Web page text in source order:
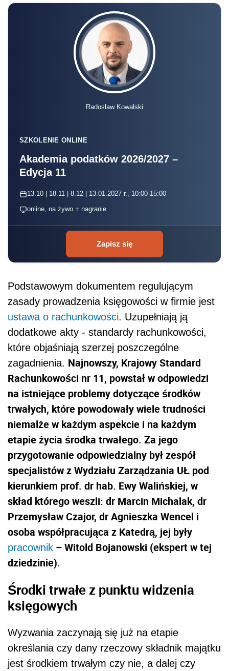
Radosław Kowalski
SZKOLENIE ONLINE
Akademia podatków 2026/2027 –
Edycja 11
13.10 | 18.11 | 8.12 | 13.01.2027 r., 10:00-15:00
online, na żywo + nagranie
Zapisz się
Podstawowym dokumentem regulującym
zasady prowadzenia księgowości w firmie jest
ustawa o rachunkowości. Uzupełniają ją
dodatkowe akty - standardy rachunkowości,
które objaśniają szerzej poszczególne
zagadnienia. Najnowszy, Krajowy Standard
Rachunkowości nr 11, powstał w odpowiedzi
na istniejące problemy dotyczące środków
trwałych, które powodowały wiele trudności
niemalże w każdym aspekcie i na każdym
etapie życia środka trwałego. Za jego
przygotowanie odpowiedzialny był zespół
specjalistów z Wydziału Zarządzania UŁ pod
kierunkiem prof. dr hab. Ewy Walińskiej, w
skład którego weszli: dr Marcin Michalak, dr
Przemysław Czajor, dr Agnieszka Wencel i
osoba współpracująca z Katedrą, jej były
pracownik – Witold Bojanowski (ekspert w tej
dziedzinie).
Środki trwałe z punktu widzenia
księgowych
Wyzwania zaczynają się już na etapie
określania czy dany rzeczowy składnik majątku
jest środkiem trwałym czy nie, a dalej czy